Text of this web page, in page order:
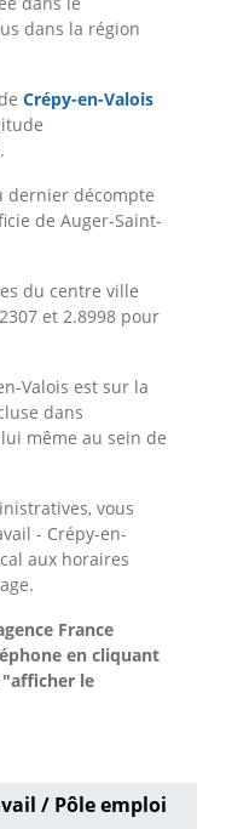
dans la région
Crépy-en-Valois
dernier décompte
de Auger-Saint-
du centre ville
et 2.8998 pour
Valois est sur la
dans
même au sein de
vous
- Crépy-en-
aux horaires
France
en cliquant
le
/ Pôle emploi